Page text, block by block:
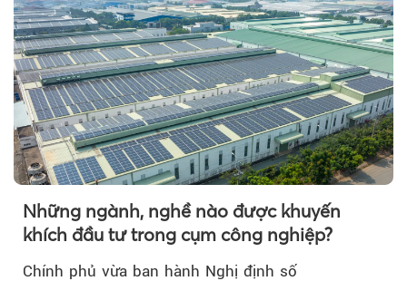
Những ngành, nghề nào được khuyến
khích đầu tư trong cụm công nghiệp?
Chính phủ vừa ban hành Nghị định số